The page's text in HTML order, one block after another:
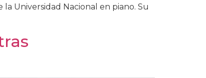
Universidad Nacional en piano. Su